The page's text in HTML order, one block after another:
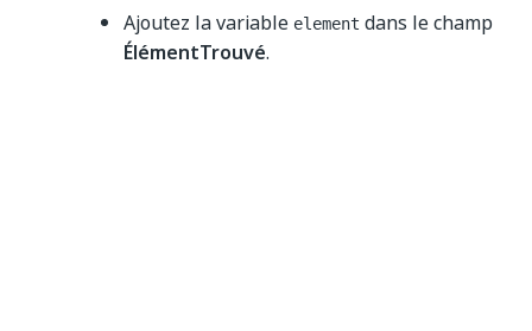
Ajoutez la variable element dans le champ
ÉlémentTrouvé.